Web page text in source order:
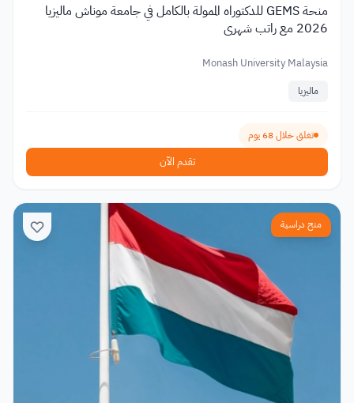
منحة GEMS للدكتوراه الممولة بالكامل في جامعة موناش ماليزيا
2026 مع راتب شهري
Monash University Malaysia
ماليزيا
تغلق خلال 68 يوم
تقدم الآن
منح دراسية